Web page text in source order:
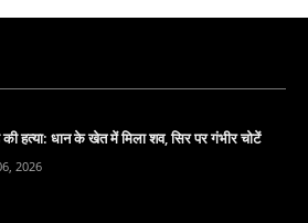
हत्या: धान के खेत में मिला शव, सिर पर गंभीर चोटें
2026